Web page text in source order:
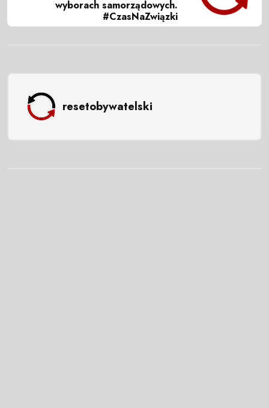
wyborach samorządowych.
#CzasNaZwiązki
resetobywatelski